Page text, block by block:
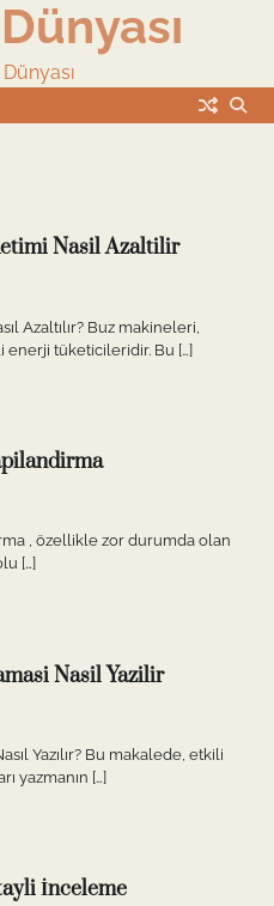
Nasil Azaltilir
Azaltılır? Buz makineleri,
tüketicileridir. Bu […]
, özellikle zor durumda olan
[…]
Nasil Yazilir
Yazılır? Bu makalede, etkili
yazmanın […]
İnceleme